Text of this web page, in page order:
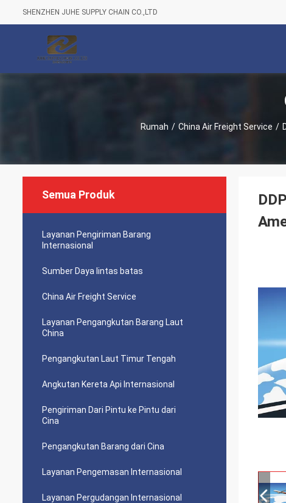
SHENZHEN JUHE SUPPLY CHAIN CO.,LTD
Rumah / China Air Freight Service /
Semua Produk
Layanan Pengiriman Barang
Internasional
Sumber Daya lintas batas
China Air Freight Service
Layanan Pengangkutan Barang Laut
China
Pengangkutan Laut Timur Tengah
Angkutan Kereta Api Internasional
Pengiriman Dari Pintu ke Pintu dari
Cina
Pengangkutan Barang dari Cina
Layanan Pengemasan Internasional
Layanan Pergudangan Internasional